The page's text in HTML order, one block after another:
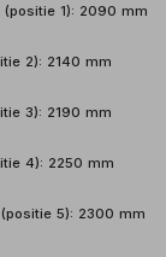
(positie 1): 2090 mm
2): 2140 mm
3): 2190 mm
4): 2250 mm
5): 2300 mm